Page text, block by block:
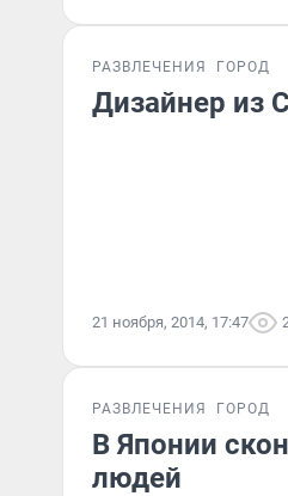
РАЗВЛЕЧЕНИЯ ГОРОД
Дизайнер из
21 ноября, 2014, 17:47
РАЗВЛЕЧЕНИЯ ГОРОД
В Японии
людей